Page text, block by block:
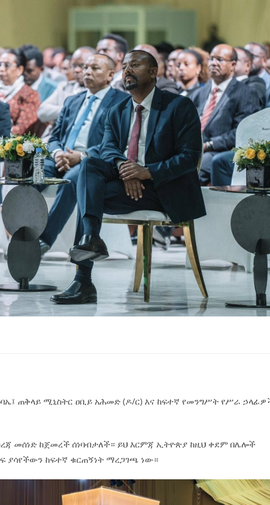
ኢትዮጵያ የቀጣናውን ኢኮኖሚያዊ ገጽታ በአዲስ
August 7, 2026
ተቃውሞ የበዛበት የፊፋ አዲሱ እቅድ
July 30, 2026
አዲስ ሚዲያ ኔትዎርክ በይዘት ስራዎቹ
ትርክትን በማረም እና የወል ትርክትን
ሃላፊነቱን እየተወጣ ይገኛል
AmnAdmin October 17, 2025
ጠቅላይ ሚኒስትር ዐቢይ አሕመድ (ዶ/ር) እና ከፍተኛ የመንግሥት የሥራ
መሰነድ ከጀመረች ሰነባብታለች። ይህ እርምጃ ኢትዮጵያ ከዚህ ቀደም በሌሎች
ያሳየችውን ከፍተኛ ቁርጠኝነት ማረጋገጫ ነው።